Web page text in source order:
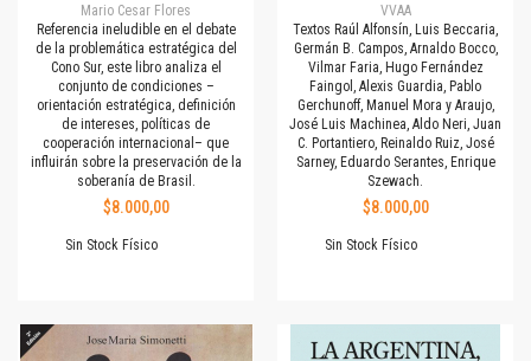
Mario Cesar Flores
Referencia ineludible en el debate
de la problemática estratégica del
Cono Sur, este libro analiza el
conjunto de condiciones –
orientación estratégica, definición
de intereses, políticas de
cooperación internacional– que
influirán sobre la preservación de la
soberanía de Brasil.
$8.000,00
Sin Stock Físico
VVAA
Textos Raúl Alfonsín, Luis Beccaria,
Germán B. Campos, Arnaldo Bocco,
Vilmar Faria, Hugo Fernández
Faingol, Alexis Guardia, Pablo
Gerchunoff, Manuel Mora y Araujo,
José Luis Machinea, Aldo Neri, Juan
C. Portantiero, Reinaldo Ruiz, José
Sarney, Eduardo Serantes, Enrique
Szewach.
$8.000,00
Sin Stock Físico